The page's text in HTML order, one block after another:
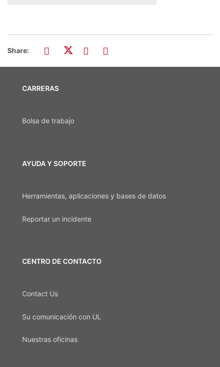
Share:
CARRERAS
Bolsa de trabajo
AYUDA Y SOPORTE
Herramientas, aplicaciones y bases de datos
Reportar un incidente
CENTRO DE CONTACTO
Contact Us
Su comunicación con UL
Nuestras oficinas